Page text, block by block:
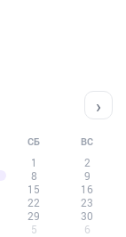
›
СБ ВС
1
2
8
9
15
16
22
23
29
30
5 6